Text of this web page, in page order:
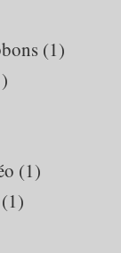
(1)
(1)
(1)